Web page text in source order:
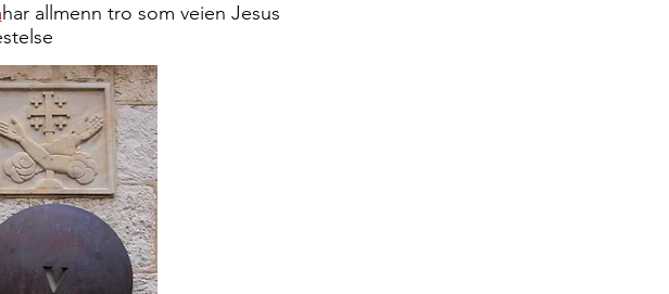
har allmenn tro som veien Jesus